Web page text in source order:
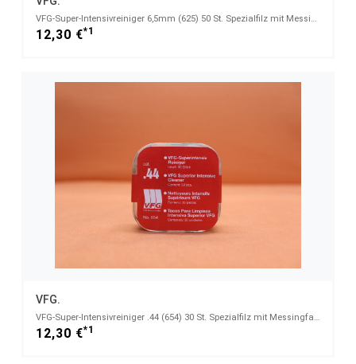
VFG-Super-Intensivreiniger 6,5mm (625) 50 St. Spezialfilz mit Messingfasern
12,30 €*1
VFG.
VFG-Super-Intensivreiniger .44 (654) 30 St. Spezialfilz mit Messingfasern
12,30 €*1